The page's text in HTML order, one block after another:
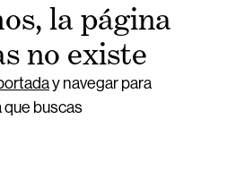
la página
no existe
y navegar para
que buscas